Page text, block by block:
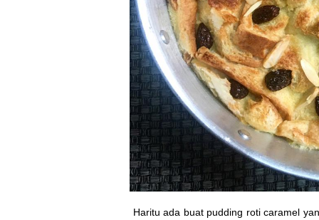
Haritu ada buat pudding roti caramel